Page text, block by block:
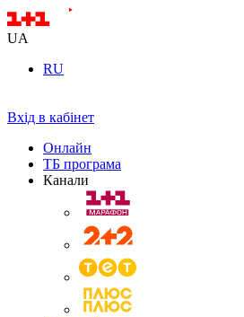
UA
RU
Вхід в кабінет
Онлайн
ТБ програма
Канали